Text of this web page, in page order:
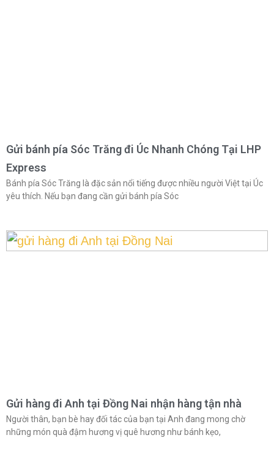
Gửi bánh pía Sóc Trăng đi Úc Nhanh Chóng Tại LHP
Express
Bánh pía Sóc Trăng là đặc sản nổi tiếng được nhiều người Việt tại Úc
yêu thích. Nếu bạn đang cần gửi bánh pía Sóc
Gửi hàng đi Anh tại Đồng Nai nhận hàng tận nhà
Người thân, bạn bè hay đối tác của bạn tại Anh đang mong chờ
những món quà đậm hương vị quê hương như bánh kẹo,